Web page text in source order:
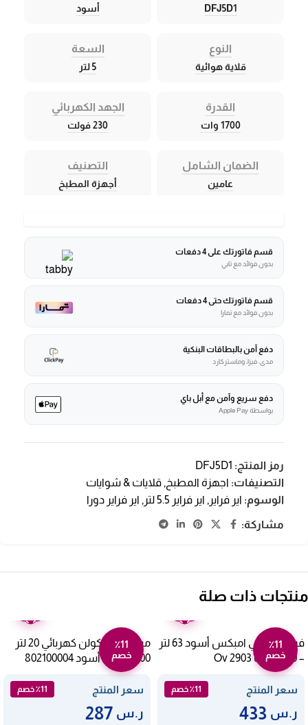
DFJ5D1 أسود
النوع
قلاية هوائية
السعة
5 لتر
القدرة
1700 وات
الجهد الكهربائي
230 فولت
الضمان الشامل
عامين
التصنيف
أجهزة المطبخ
قسم فاتورتك على 4 دفعات
بدون فوائد مع تابي
قسم فاتورتك حتى 4 دفعات
بدون فوائد مع تمارا
دفع آمن بالبطاقات البنكية
مدى، فيزا، وماستركارد
دفع سريع وآمن مع أبل باي
بواسطة Apple Pay
رمز المنتج: DFJ5D1
التصنيفات: اجهزة المطبخ , قلايات & شوايات
الوسوم: اير فراير , اير فراير 5.5 لتر , اير فراير دورا
مشاركة:
منتجات ذات صلة
٪11
خصم
فرن كهربائي امبكس أسود 63 لتر
– 2200 وات Ov 2903
سعر المنتج ٪11 خصم
ر.س
٪11
خصم
ميكروويف كولن كهربائي 20 لتر
1100 وات – أسود 802100004
سعر المنتج ٪11 خصم
ر.س